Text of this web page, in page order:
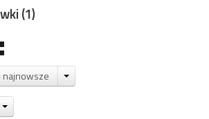
(1)
najnowsze